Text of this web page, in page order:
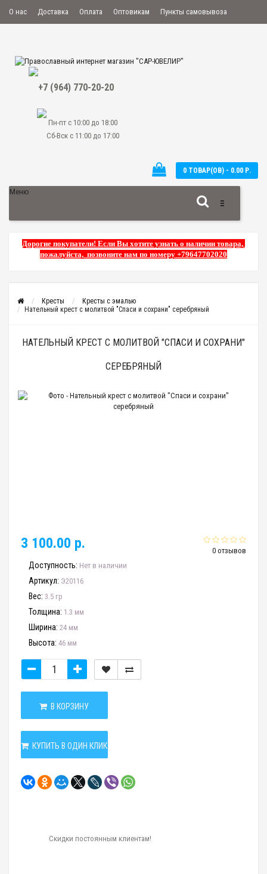
О нас Доставка Оплата Оптовикам Пункты самовывоза
+7 (964) 770-20-20
Пн-пт с 10:00 до 18:00
Сб-Вск с 11:00 до 17:00
0 ТОВАР(ОВ) - 0.00 Р.
Меню
Дорогие покупатели! Если Вы хотите узнать о наличии товара,
пожалуйста, позвоните нам по номеру +79647702020
Кресты
Кресты с эмалью
Нательный крест с молитвой "Спаси и сохрани" серебряный
НАТЕЛЬНЫЙ КРЕСТ С МОЛИТВОЙ "СПАСИ И СОХРАНИ"
СЕРЕБРЯНЫЙ
0 отзывов
3 100.00 р.
Доступность: Нет в наличии
Артикул: Э20116
Вес: 3.5 гр
Толщина: 1.3 мм
Ширина: 24 мм
Высота: 46 мм
В КОРЗИНУ
КУПИТЬ В ОДИН КЛИК
Скидки постоянным клиентам!